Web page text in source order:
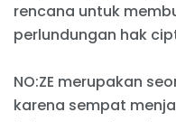
rencana untuk
perlundungan hak
NO:ZE merupakan
karena sempat